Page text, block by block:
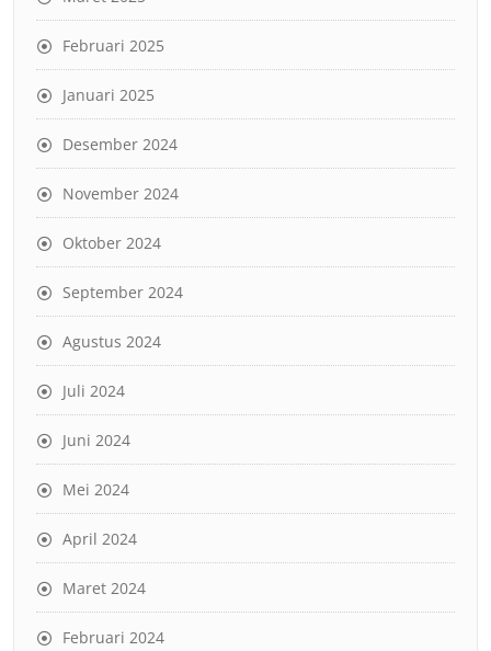
Februari 2025
Januari 2025
Desember 2024
November 2024
Oktober 2024
September 2024
Agustus 2024
Juli 2024
Juni 2024
Mei 2024
April 2024
Maret 2024
Februari 2024